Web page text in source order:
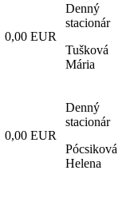
0,00 EUR
Denný
stacionár
Tušková
Mária
0,00 EUR
Denný
stacionár
Pócsiková
Helena